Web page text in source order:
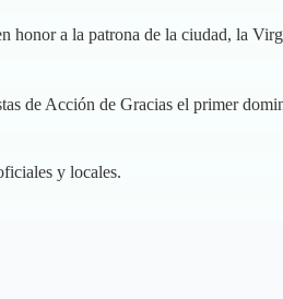
honor a la patrona de la ciudad, la
de Acción de Gracias el primer
y locales.